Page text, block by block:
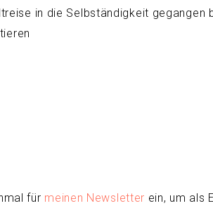
in die Selbständigkeit gegangen
für meinen Newsletter ein, um als